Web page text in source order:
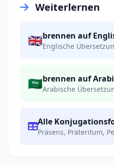
Weiterlernen
🇬🇧brennen auf
Englische
🇸🇦brennen auf
Arabische
Alle
Präsens, Präteritum,